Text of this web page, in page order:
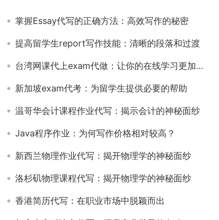
掌握Essay代写的正确方法：高效写作的秘密
提高留学生report写作技能：清晰的段落和过渡
台湾网课代上exam代做：让你的在线学习更加轻松
新加坡exam代考：为留学生提供必要的帮助
温哥华会计课程作业代写：揭示会计的神秘面纱
Java程序作业：为何写作价格相对较高？
新西兰物理作业代写：揭开物理学的神秘面纱
洛杉矶物理课程代写：揭开物理学的神秘面纱
香港简历代写：在职业市场中脱颖而出